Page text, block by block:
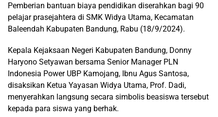
Pemberian bantuan biaya pendidikan diserahkan bagi 90
pelajar prasejahtera di SMK Widya Utama, Kecamatan
Baleendah Kabupaten Bandung, Rabu (18/9/2024).
Kepala Kejaksaan Negeri Kabupaten Bandung, Donny
Haryono Setyawan bersama Senior Manager PLN
Indonesia Power UBP Kamojang, Ibnu Agus Santosa,
disaksikan Ketua Yayasan Widya Utama, Prof. Dadi,
menyerahkan langsung secara simbolis beasiswa tersebut
kepada para siswa yang berhak.